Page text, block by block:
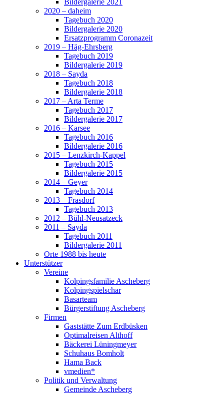
2020 – daheim
Tagebuch 2020
Bildergalerie 2020
Ersatzprogramm Coronazeit
2019 – Häg-Ehrsberg
Tagebuch 2019
Bildergalerie 2019
2018 – Sayda
Tagebuch 2018
Bildergalerie 2018
2017 – Arta Terme
Tagebuch 2017
Bildergalerie 2017
2016 – Karsee
Tagebuch 2016
Bildergalerie 2016
2015 – Lenzkirch-Kappel
Tagebuch 2015
Bildergalerie 2015
2014 – Geyer
Tagebuch 2014
2013 – Frasdorf
Tagebuch 2013
2012 – Bühl-Neusatzeck
2011 – Sayda
Tagebuch 2011
Bildergalerie 2011
Orte 1988 bis heute
Unterstützer
Vereine
Kolpingsfamilie Ascheberg
Kolpingspielschar
Basarteam
Bürgerstiftung Ascheberg
Firmen
Gaststätte Zum Erdbüsken
Optimalreisen Althoff
Bäckerei Lüningmeyer
Schuhaus Bomholt
Hama Back
vmedien*
Politik und Verwaltung
Gemeinde Ascheberg